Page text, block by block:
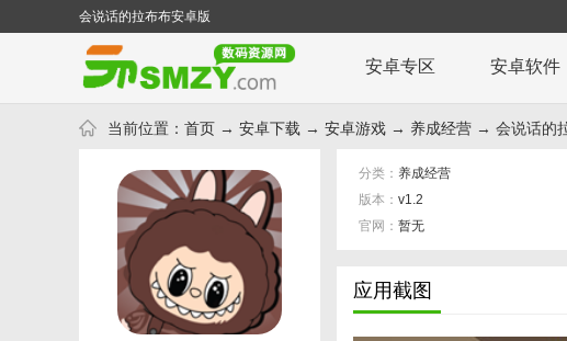
会说话的拉布布安卓版
安卓专区 安卓软件
当前位置： 首页 → 安卓下载 → 安卓游戏 → 养成经营 → 会说话的
分类： 养成经营
版本： v1.2
官网： 暂无
应用截图